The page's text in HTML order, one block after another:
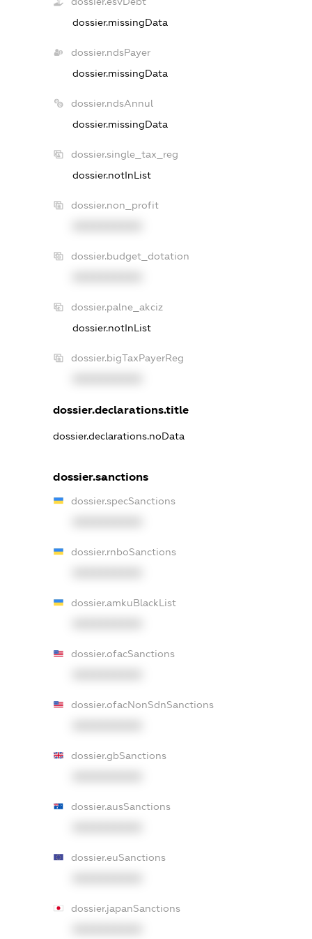
dossier.missingData
dossier.ndsPayer
dossier.missingData
dossier.ndsAnnul
dossier.missingData
dossier.single_tax_reg
dossier.notInList
dossier.non_profit
dossier.budget_dotation
dossier.palne_akciz
dossier.notInList
dossier.bigTaxPayerReg
dossier.declarations.title
dossier.declarations.noData
dossier.sanctions
dossier.specSanctions
dossier.rnboSanctions
dossier.amkuBlackList
dossier.ofacSanctions
dossier.ofacNonSdnSanctions
dossier.gbSanctions
dossier.ausSanctions
dossier.euSanctions
dossier.japanSanctions